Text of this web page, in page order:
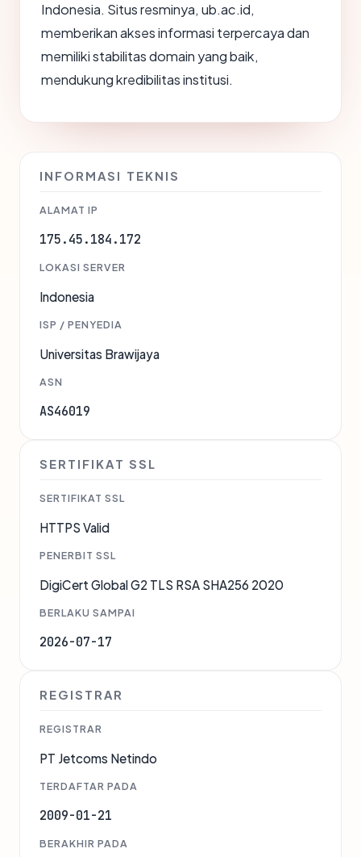
Indonesia. Situs resminya, ub.ac.id,
memberikan akses informasi terpercaya dan
memiliki stabilitas domain yang baik,
mendukung kredibilitas institusi.
INFORMASI TEKNIS
ALAMAT IP
175.45.184.172
LOKASI SERVER
Indonesia
ISP / PENYEDIA
Universitas Brawijaya
ASN
AS46019
SERTIFIKAT SSL
SERTIFIKAT SSL
HTTPS Valid
PENERBIT SSL
DigiCert Global G2 TLS RSA SHA256 2020
BERLAKU SAMPAI
2026-07-17
REGISTRAR
REGISTRAR
PT Jetcoms Netindo
TERDAFTAR PADA
2009-01-21
BERAKHIR PADA